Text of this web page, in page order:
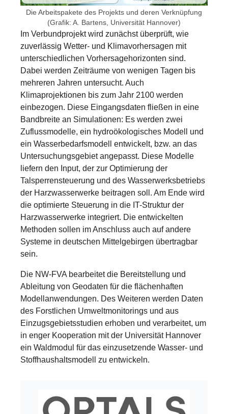
Die Arbeitspakete des Projekts und deren Verknüpfung
(Grafik: A. Bartens, Universität Hannover)
Im Verbundprojekt wird zunächst überprüft, wie
zuverlässig Wetter- und Klimavorhersagen mit
unterschiedlichen Vorhersagehorizonten sind.
Dabei werden Zeiträume von wenigen Tagen bis
mehreren Jahren untersucht. Auch
Klimaprojektionen bis zum Jahr 2100 werden
einbezogen. Diese Eingangsdaten fließen in eine
Bandbreite an Simulationen: Es werden zwei
Zuflussmodelle, ein hydroökologisches Modell und
ein Wasserbedarfsmodell entwickelt, bzw. an das
Untersuchungsgebiet angepasst. Diese Modelle
liefern den Input, der zur Optimierung der
Talsperrensteuerung und des Wasserwerksbetriebs
der Harzwasserwerke beitragen soll. Am Ende wird
die optimierte Steuerung in die IT-Struktur der
Harzwasserwerke integriert. Die entwickelten
Methoden sollen im Anschluss auch auf andere
Systeme in deutschen Mittelgebirgen übertragbar
sein.
Die NW-FVA bearbeitet die Bereitstellung und
Ableitung von Geodaten für die flächenhaften
Modellanwendungen. Des Weiteren werden Daten
des Forstlichen Umweltmonitorings und aus
Einzugsgebietsstudien erhoben und verarbeitet, um
in enger Kooperation mit der Universität Hannover
ein Waldmodul für das einzusetzende Wasser- und
Stoffhaushaltsmodell zu entwickeln.